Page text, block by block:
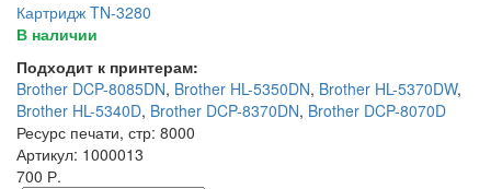
Картридж TN-3280
В наличии
Подходит к принтерам:
Brother DCP-8085DN, Brother HL-5350DN, Brother HL-5370DW,
Brother HL-5340D, Brother DCP-8370DN, Brother DCP-8070D
Ресурс печати, стр: 8000
Артикул: 1000013
700 Р.